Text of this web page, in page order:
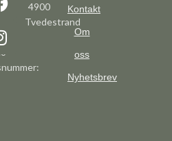
4900
Tvedestrand
Kontakt
Om
oss
Nyhetsbrev